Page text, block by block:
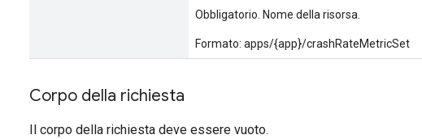
Obbligatorio. Nome della risorsa.
Formato: apps/{app}/crashRateMetricSet
Corpo della richiesta
Il corpo della richiesta deve essere vuoto.